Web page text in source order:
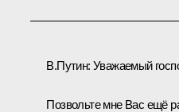
В.Путин: Уважаемый
Позвольте мне Вас ещё